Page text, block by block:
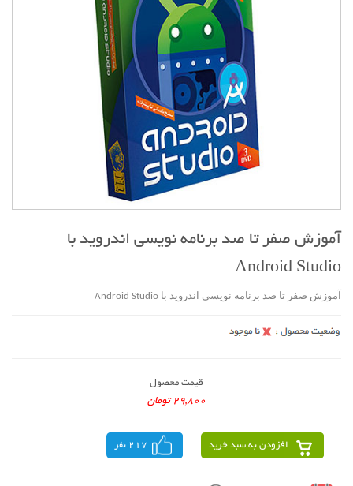
آموزش صفر تا صد برنامه نویسی اندروید با
Android Studio
آموزش صفر تا صد برنامه نویسی اندروید با Android Studio
قیمت محصول
29,800 تومان
افزودن به سبد خرید 217 نفر